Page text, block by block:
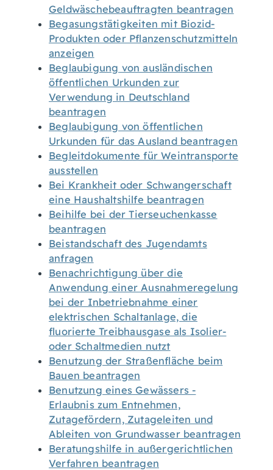
Geldwäschebeauftragten beantragen
Begasungstätigkeiten mit Biozid-
Produkten oder Pflanzenschutzmitteln
anzeigen
Beglaubigung von ausländischen
öffentlichen Urkunden zur
Verwendung in Deutschland
beantragen
Beglaubigung von öffentlichen
Urkunden für das Ausland beantragen
Begleitdokumente für Weintransporte
ausstellen
Bei Krankheit oder Schwangerschaft
eine Haushaltshilfe beantragen
Beihilfe bei der Tierseuchenkasse
beantragen
Beistandschaft des Jugendamts
anfragen
Benachrichtigung über die
Anwendung einer Ausnahmeregelung
bei der Inbetriebnahme einer
elektrischen Schaltanlage, die
fluorierte Treibhausgase als Isolier-
oder Schaltmedien nutzt
Benutzung der Straßenfläche beim
Bauen beantragen
Benutzung eines Gewässers -
Erlaubnis zum Entnehmen,
Zutagefördern, Zutageleiten und
Ableiten von Grundwasser beantragen
Beratungshilfe in außergerichtlichen
Verfahren beantragen